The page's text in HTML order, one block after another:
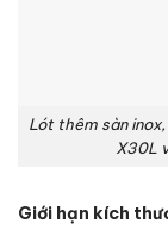
Lót thêm sàn
X30L
Giới hạn kích